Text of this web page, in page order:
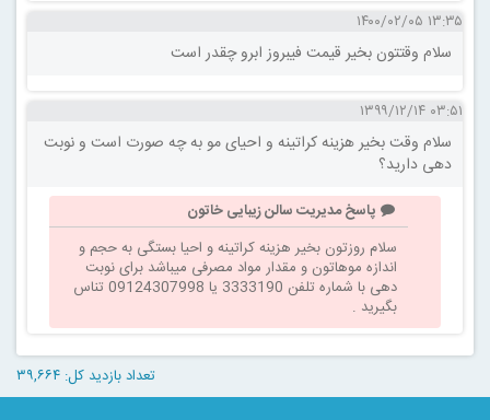
۱۳:۳۵ ۱۴۰۰/۰۲/۰۵
سلام وقتتون بخیر قیمت فیبروز ابرو چقدر است
۰۳:۵۱ ۱۳۹۹/۱۲/۱۴
سلام وقت بخیر هزینه کراتینه و احیای مو به چه صورت است و نوبت
دهی دارید؟
پاسخ مدیریت سالن زیبایی خاتون
سلام روزتون بخیر هزینه کراتینه و احیا بستگی به حجم و
اندازه موهاتون و مقدار مواد مصرفی میباشد برای نوبت
دهی با شماره تلفن 3333190 یا 09124307998 تناس
بگیرید .
تعداد بازدید کل: ۳۹,۶۶۴